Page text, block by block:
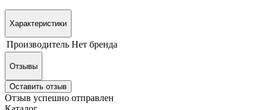
Характеристики
Производитель Нет бренда
Отзывы
Оставить отзыв
Отзыв успешно отправлен